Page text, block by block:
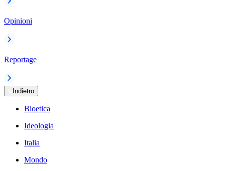
Opinioni
Reportage
Indietro
Bioetica
Ideologia
Italia
Mondo